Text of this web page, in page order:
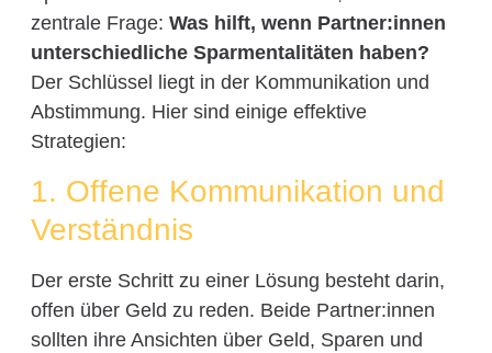
zentrale Frage: Was hilft, wenn Partner:innen
unterschiedliche Sparmentalitäten haben?
Der Schlüssel liegt in der Kommunikation und
Abstimmung. Hier sind einige effektive
Strategien:
1. Offene Kommunikation und
Verständnis
Der erste Schritt zu einer Lösung besteht darin,
offen über Geld zu reden. Beide Partner:innen
sollten ihre Ansichten über Geld, Sparen und